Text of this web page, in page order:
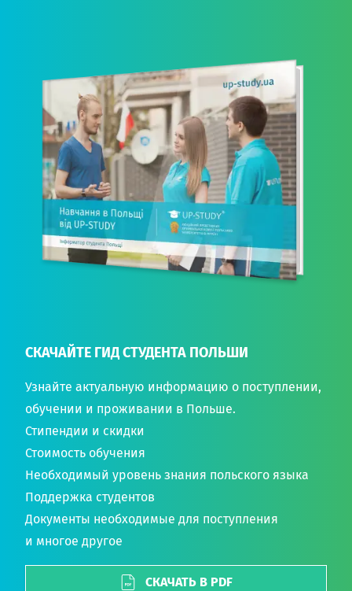
СКАЧАЙТЕ ГИД СТУДЕНТА ПОЛЬШИ
Узнайте актуальную информацию о поступлении,
обучении и проживании в Польше.
Стипендии и скидки
Стоимость обучения
Необходимый уровень знания польского языка
Поддержка студентов
Документы необходимые для поступления
и многое другое
СКАЧАТЬ В PDF